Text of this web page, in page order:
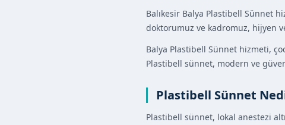
Balıkesir Balya Plastibell Sünnet
doktorumuz ve kadromuz, hijyen
Balya Plastibell Sünnet hizmeti,
Plastibell sünnet, modern ve
Plastibell Sünnet
Plastibell sünnet, lokal anestezi